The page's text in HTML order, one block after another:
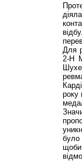
Для
2-Н
року
було